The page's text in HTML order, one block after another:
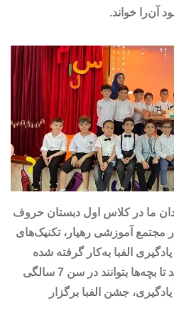
آن‌را خواند.
ما در کلاس اول دبستان حروف
در مجتمع آموزشی رهیار، تکنیک‌های
الفبا به‌کار گرفته شده
است. این روش‌ها کمک می‌کند تا بچه‌ها بتوانند در سن 7 سالگی
یادگیری، جشن الفبا برگزار